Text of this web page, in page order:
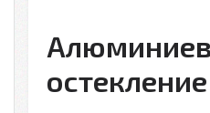
остекление